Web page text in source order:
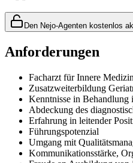
Den Nejo-Agenten kostenlos
Anforderungen
Facharzt für Innere
Zusatzweiterbildung
Kenntnisse in Behandlung
Abdeckung des
Erfahrung in leitender
Führungspotenzial
Umgang mit
Kommunikationsstärke,